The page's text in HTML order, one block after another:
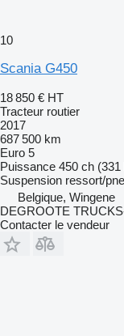
10
Scania G450
18 850 € HT
Tracteur routier
2017
687 500 km
Euro 5
Puissance 450 ch (331
Suspension ressort/
Belgique, Wingene
DEGROOTE
Contacter le vendeur